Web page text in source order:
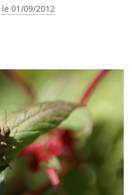
le 01/09/2012